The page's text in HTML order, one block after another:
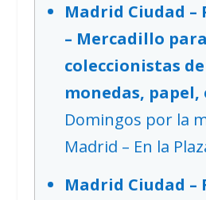
Madrid Ciudad –
– Mercadillo para
coleccionistas
monedas, papel,
Domingos por la
Madrid – En la
Madrid Ciudad –